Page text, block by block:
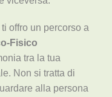
ti offro un percorso a
Fisico
tra la tua
Non si tratta di
alla persona